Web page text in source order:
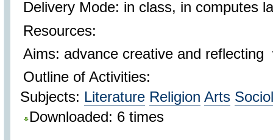
Delivery Mode: in class, in computes
Resources:
Aims: advance creative and reflecting
Outline of Activities:
Subjects: Literature Religion Arts
Downloaded: 6 times